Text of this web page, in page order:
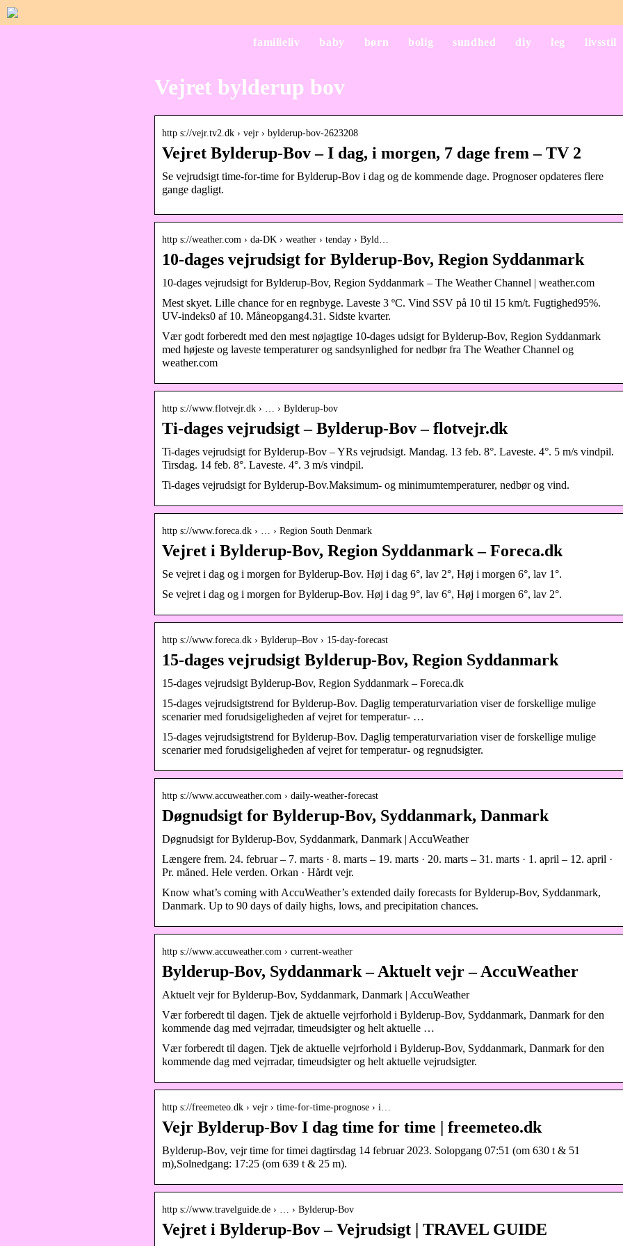
familieliv baby børn bolig sundhed diy leg livsstil
Vejret bylderup bov
http s://vejr.tv2.dk › vejr › bylderup-bov-2623208
Vejret Bylderup-Bov – I dag, i morgen, 7 dage frem – TV 2
Se vejrudsigt time-for-time for Bylderup-Bov i dag og de kommende dage. Prognoser opdateres flere
gange dagligt.
http s://weather.com › da-DK › weather › tenday › Byld…
10-dages vejrudsigt for Bylderup-Bov, Region Syddanmark
10-dages vejrudsigt for Bylderup-Bov, Region Syddanmark – The Weather Channel | weather.com
Mest skyet. Lille chance for en regnbyge. Laveste 3 ºC. Vind SSV på 10 til 15 km/t. Fugtighed95%.
UV-indeks0 af 10. Måneopgang4.31. Sidste kvarter.
Vær godt forberedt med den mest nøjagtige 10-dages udsigt for Bylderup-Bov, Region Syddanmark
med højeste og laveste temperaturer og sandsynlighed for nedbør fra The Weather Channel og
weather.com
http s://www.flotvejr.dk › … › Bylderup-bov
Ti-dages vejrudsigt – Bylderup-Bov – flotvejr.dk
Ti-dages vejrudsigt for Bylderup-Bov – YRs vejrudsigt. Mandag. 13 feb. 8°. Laveste. 4°. 5 m/s vindpil.
Tirsdag. 14 feb. 8°. Laveste. 4°. 3 m/s vindpil.
Ti-dages vejrudsigt for Bylderup-Bov.Maksimum- og minimumtemperaturer, nedbør og vind.
http s://www.foreca.dk › … › Region South Denmark
Vejret i Bylderup-Bov, Region Syddanmark – Foreca.dk
Se vejret i dag og i morgen for Bylderup-Bov. Høj i dag 6°, lav 2°, Høj i morgen 6°, lav 1°.
Se vejret i dag og i morgen for Bylderup-Bov. Høj i dag 9°, lav 6°, Høj i morgen 6°, lav 2°.
http s://www.foreca.dk › Bylderup–Bov › 15-day-forecast
15-dages vejrudsigt Bylderup-Bov, Region Syddanmark
15-dages vejrudsigt Bylderup-Bov, Region Syddanmark – Foreca.dk
15-dages vejrudsigtstrend for Bylderup-Bov. Daglig temperaturvariation viser de forskellige mulige
scenarier med forudsigeligheden af vejret for temperatur- …
15-dages vejrudsigtstrend for Bylderup-Bov. Daglig temperaturvariation viser de forskellige mulige
scenarier med forudsigeligheden af vejret for temperatur- og regnudsigter.
http s://www.accuweather.com › daily-weather-forecast
Døgnudsigt for Bylderup-Bov, Syddanmark, Danmark
Døgnudsigt for Bylderup-Bov, Syddanmark, Danmark | AccuWeather
Længere frem. 24. februar – 7. marts · 8. marts – 19. marts · 20. marts – 31. marts · 1. april – 12. april ·
Pr. måned. Hele verden. Orkan · Hårdt vejr.
Know what’s coming with AccuWeather’s extended daily forecasts for Bylderup-Bov, Syddanmark,
Danmark. Up to 90 days of daily highs, lows, and precipitation chances.
http s://www.accuweather.com › current-weather
Bylderup-Bov, Syddanmark – Aktuelt vejr – AccuWeather
Aktuelt vejr for Bylderup-Bov, Syddanmark, Danmark | AccuWeather
Vær forberedt til dagen. Tjek de aktuelle vejrforhold i Bylderup-Bov, Syddanmark, Danmark for den
kommende dag med vejrradar, timeudsigter og helt aktuelle …
Vær forberedt til dagen. Tjek de aktuelle vejrforhold i Bylderup-Bov, Syddanmark, Danmark for den
kommende dag med vejrradar, timeudsigter og helt aktuelle vejrudsigter.
http s://freemeteo.dk › vejr › time-for-time-prognose › i…
Vejr Bylderup-Bov I dag time for time | freemeteo.dk
Bylderup-Bov, vejr time for timei dagtirsdag 14 februar 2023. Solopgang 07:51 (om 630 t & 51
m),Solnedgang: 17:25 (om 639 t & 25 m).
http s://www.travelguide.de › … › Bylderup-Bov
Vejret i Bylderup-Bov – Vejrudsigt | TRAVEL GUIDE